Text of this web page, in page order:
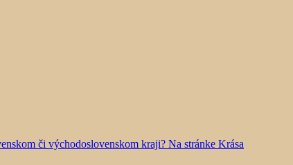
či východoslovenskom kraji? Na stránke Krása